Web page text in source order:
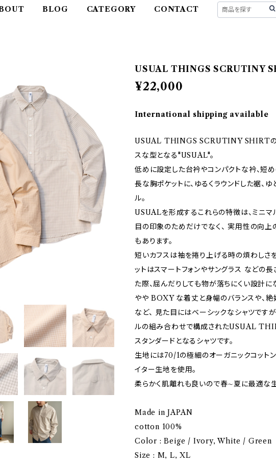
BLOG CATEGORY CONTACT
USUAL THINGS SCRUTINY
¥22,000
International shipping available
USUAL THINGS SCRUTINY SHIRTの
スな型となる"USUAL"。
低めに設定した台衿やコンパクトな衿、短
長な胸ポケットに、ゆるくラウンドした裾、
ル。
USUALを形成するこれらの特徴は、ミニマ
目の印象のためだけでなく、 実用性の向上
もあります。
短いカフスは袖を捲り上げる時の煩わしさ
ットはスマートフォンやサングラス などの
た際、屈んだりしても物が落ちにくい設計に
やや BOXY な着丈と身幅のバランスや、絶
など、 見た目にはベーシックなシャツです
ルの組み合わせで構成されたUSUAL
スタンダードとなるシャツです。
生地には70/1の極細のオーガニックコット
イター生地を使用。
柔らかく肌離れも良いので春∼夏に最適な生
Made in JAPAN
cotton 100%
Color : Beige / Ivory, White / Green
Size : M, L, XL